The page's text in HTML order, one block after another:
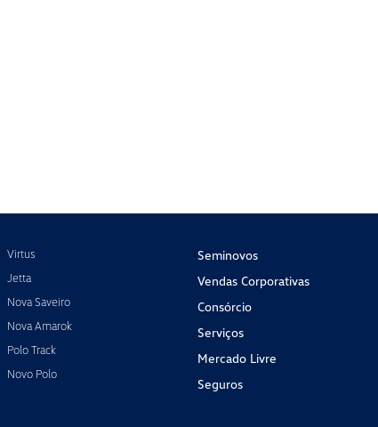
Virtus
Jetta
Nova Saveiro
Nova Amarok
Polo Track
Novo Polo
Seminovos
Vendas Corporativas
Consórcio
Serviços
Mercado Livre
Seguros